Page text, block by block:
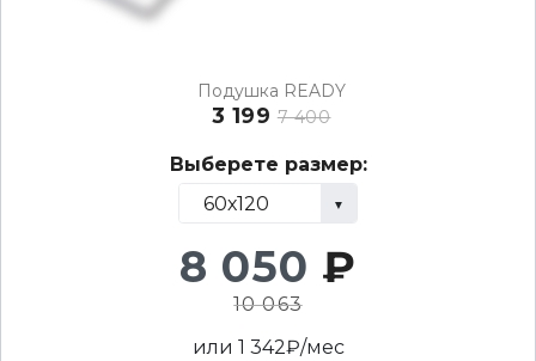
Подушка READY
3 199 7 400
Выберете размер:
8 050 ₽
10 063
или 1 342₽/мес